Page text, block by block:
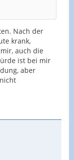
Nach der
krank,
auch die
ist bei mir
aber